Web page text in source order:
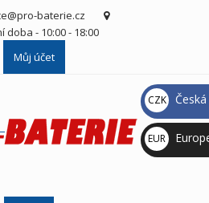
baterie.cz
doba - 10:00 - 18:00
Můj účet
CZK
Kč
EUR
€